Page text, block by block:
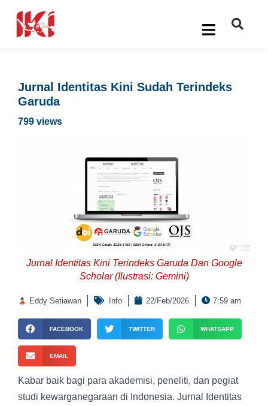
Jurnal Identitas Kini Sudah Terindeks
Garuda
799 views
Jurnal Identitas Kini Terindeks Garuda Dan Google
Scholar (Ilustrasi: Gemini)
Eddy Setiawan Info 22/Feb/2026 7:59 am
FACEBOOK TWITTER WHATSAPP
EMAIL
Kabar baik bagi para akademisi, peneliti, dan pegiat
studi kewarganegaraan di Indonesia. Jurnal Identitas